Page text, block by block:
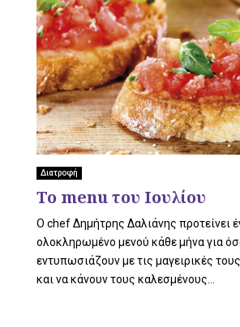
Διατροφή
Το menu του Ιουλίου
O chef Δημήτρης Δαλιάνης προτείνει
ολοκληρωμένο μενού κάθε μήνα για
εντυπωσιάζουν με τις μαγειρικές
και να κάνουν τους καλεσμένους...